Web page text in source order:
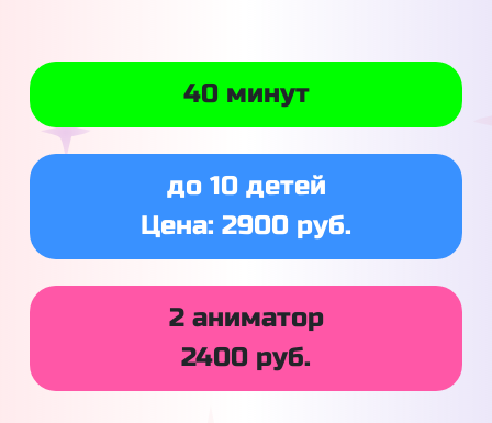
40 минут
до 10 детей
Цена: 2900 руб.
2 аниматор
2400 руб.